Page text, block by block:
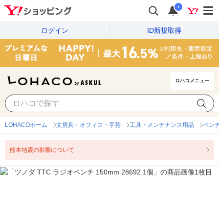
i
ログイン ID新規取得
ロハコメニュー
LOHACOホーム 文房具・オフィス・手芸 工具・メンテナンス用品 ペン
熊本地震の影響について